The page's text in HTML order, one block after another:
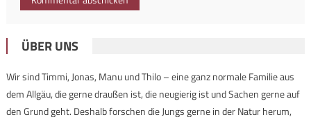
ÜBER UNS
Wir sind Timmi, Jonas, Manu und Thilo – eine ganz normale Familie aus
dem Allgäu, die gerne draußen ist, die neugierig ist und Sachen gerne auf
den Grund geht. Deshalb forschen die Jungs gerne in der Natur herum,